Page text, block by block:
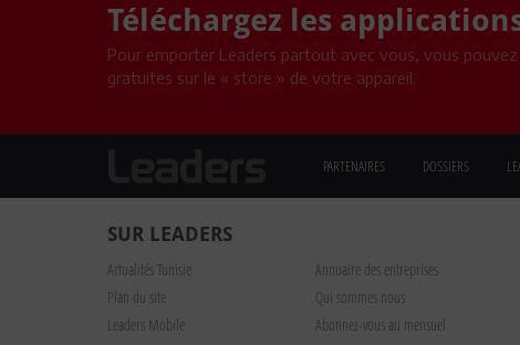
Téléchargez les
Pour emporter Leaders partout avec vous, vous
gratuites sur le « store » de votre appareil.
PARTENAIRES DOSSIERS
SUR LEADERS
Actualités Tunisie Annuaire des entreprises
Plan du site
Qui sommes nous
Leaders Mobile
Abonnez-vous au mensuel